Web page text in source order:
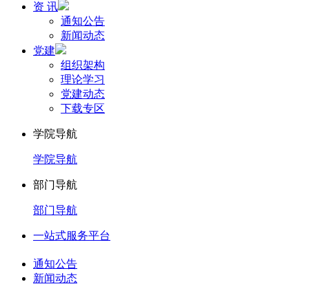
资 讯
通知公告
新闻动态
党建
组织架构
理论学习
党建动态
下载专区
学院导航
学院导航
部门导航
部门导航
一站式服务平台
通知公告
新闻动态